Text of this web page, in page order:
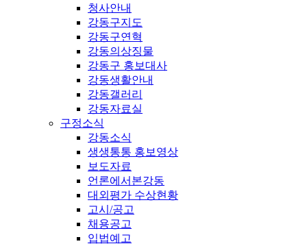
청사안내
강동구지도
강동구연혁
강동의상징물
강동구 홍보대사
강동생활안내
강동갤러리
강동자료실
구정소식
강동소식
생생통통 홍보영상
보도자료
언론에서본강동
대외평가 수상현황
고시/공고
채용공고
입법예고